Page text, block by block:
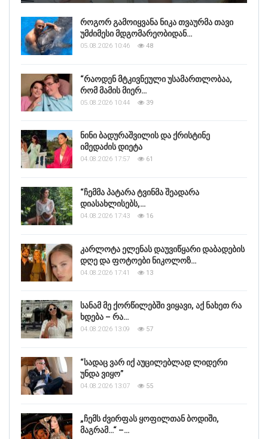
როგორ გამოიყვანა ნიკა თვაურმა თავი
უმძიმესი მდგომარეობიდან…
05.08.2026 10:46 48
“რაოდენ მტკივნეული უსამართლობაა,
რომ მამის მიერ…
05.08.2026 10:44 39
ნინი ბადურაშვილის და ქრისტინე
იმედაძის დიეტა
04.08.2026 17:57 61
“ჩემმა პატარა ტვინმა შეადარა
დიასახლისებს,…
04.08.2026 17:43 16
კარლოტა ელენას დაუვიწყარი დაბადების
დღე და ფოტოები ნიკოლოზ…
04.08.2026 17:41 13
სანამ მე ქორწილებში ვიყავი, აქ ნახეთ რა
ხდება – რა…
04.08.2026 13:09 57
“სადაც ვარ იქ აუცილებლად ლიდერი
უნდა ვიყო”
04.08.2026 13:07 55
„ჩემს ძვირფას ყოფილთან ბოდიში,
მაგრამ…“ –…